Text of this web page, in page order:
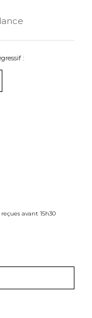
:
avant 15h30